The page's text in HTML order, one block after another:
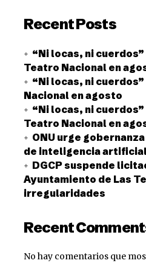
Recent Posts
“Ni locas, ni
Teatro Nacional en
“Ni locas, ni
Nacional en agosto
“Ni locas, ni
Teatro Nacional en
ONU urge
de inteligencia
DGCP suspende
Ayuntamiento de Las
irregularidades
Recent
No hay comentarios que